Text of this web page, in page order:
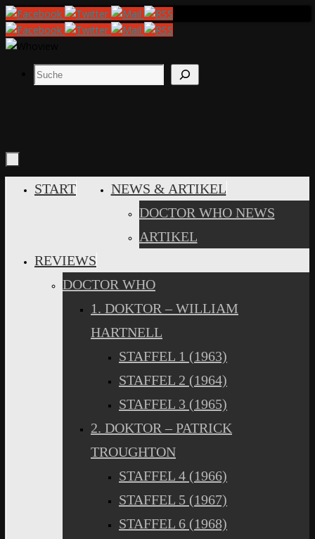
Zum
Inhalt
springen
Suchen
INHALT
START
NEWS & ARTIKEL
DOCTOR WHO NEWS
ARTIKEL
REVIEWS
DOCTOR WHO
1. DOKTOR – WILLIAM
HARTNELL
STAFFEL 1 (1963)
STAFFEL 2 (1964)
STAFFEL 3 (1965)
2. DOKTOR – PATRICK
TROUGHTON
STAFFEL 4 (1966)
STAFFEL 5 (1967)
STAFFEL 6 (1968)